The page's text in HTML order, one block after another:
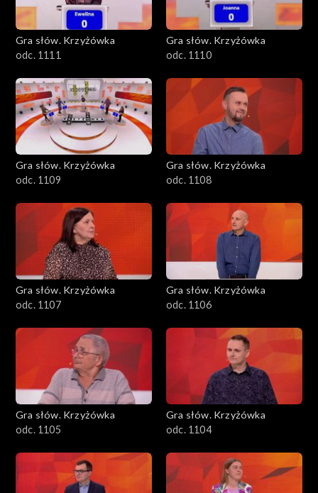
Gra słów. Krzyżówka
odc. 1111
Gra słów. Krzyżówka
odc. 1110
Gra słów. Krzyżówka
odc. 1109
Gra słów. Krzyżówka
odc. 1108
Gra słów. Krzyżówka
odc. 1107
Gra słów. Krzyżówka
odc. 1106
Gra słów. Krzyżówka
odc. 1105
Gra słów. Krzyżówka
odc. 1104